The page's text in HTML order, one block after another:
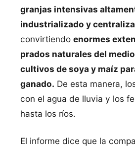
granjas intensivas
industrializado y
convirtiendo enormes
prados naturales del
cultivos de soya y maíz
ganado. De esta manera,
con el agua de lluvia y los
hasta los ríos.
El informe dice que la